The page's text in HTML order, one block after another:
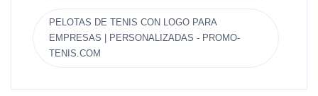
PELOTAS DE TENIS CON LOGO PARA
EMPRESAS | PERSONALIZADAS - PROMO-
TENIS.COM